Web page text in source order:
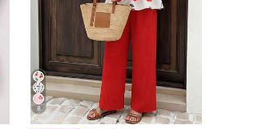
8